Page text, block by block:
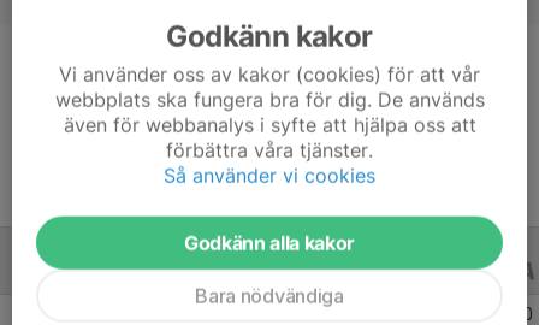
Position
-
Ålder
14 år
ALLA SERIER ALLA ÅR
0
Godkänn kakor
Vi använder oss av kakor (cookies) för att vår
webbplats ska fungera bra för dig. De används
även för webbanalys i syfte att hjälpa oss att
förbättra våra tjänster.
Så använder vi cookies
Godkänn alla kakor
Bara nödvändiga